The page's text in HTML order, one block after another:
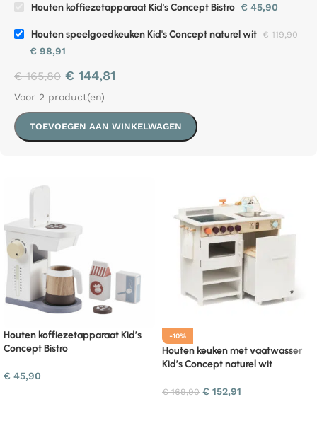
Houten koffiezetapparaat Kid's Concept Bistro € 45,90
Houten speelgoedkeuken Kid's Concept naturel wit €119,90
€ 98,91
€165,80 € 144,81
Voor 2 product(en)
TOEVOEGEN AAN WINKELWAGEN
Houten koffiezetapparaat Kid’s
Concept Bistro
€ 45,90
-10%
Houten keuken met vaatwasser
Kid’s Concept naturel wit
€169,90 € 152,91